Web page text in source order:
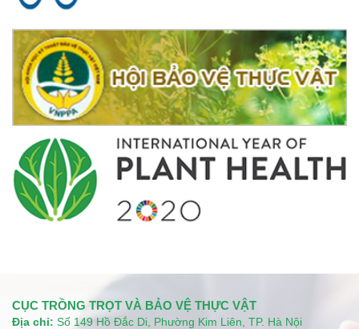
CỤC TRỒNG TRỌT VÀ BẢO VỆ THỰC VẬT
Địa chỉ: Số 149 Hồ Đắc Di, Phường Kim Liên, TP. Hà Nội